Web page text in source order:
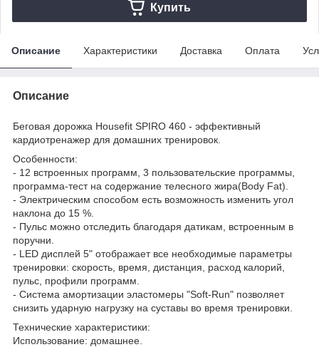
Купить
Описание Характеристики Доставка Оплата
Описание
Беговая дорожка Housefit SPIRO 460 - эффективный
кардиотренажер для домашних тренировок.
Особенности:
- 12 встроенных программ, 3 пользовательские программы,
программа-тест на содержание телесного жира(Body Fat).
- Электрическим способом есть возможность изменить угол
наклона до 15 %.
- Пульс можно отследить благодаря датикам, встроенным в
поручни.
- LED дисплей 5" отображает все необходимые параметры
тренировки: скорость, время, дистанция, расход калорий,
пульс, профили программ.
- Система амортизации эластомеры "Soft-Run" позволяет
снизить ударную нагрузку на суставы во время тренировки.
Технические характеристики:
Использование: домашнее.